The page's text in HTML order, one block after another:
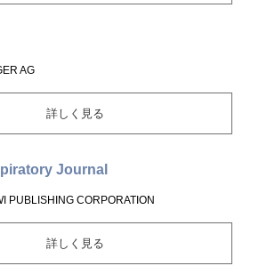
AG
詳しく見る
Journal
PUBLISHING CORPORATION
詳しく見る